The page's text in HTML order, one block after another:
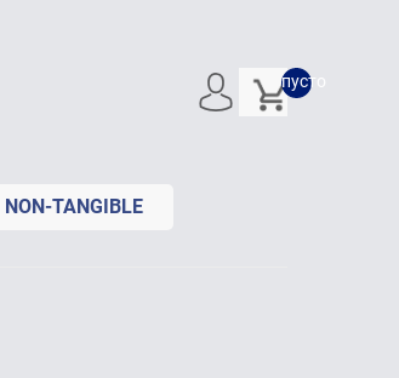
пусто
NON-TANGIBLE